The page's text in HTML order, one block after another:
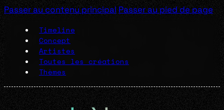
Passer au contenu principal Passer au pied de page
Timeline
Concept
Artistes
Toutes les créations
Thèmes